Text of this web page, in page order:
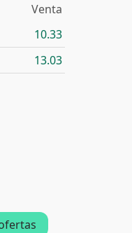
Venta
10.33
13.03